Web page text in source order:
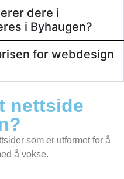
dere i
i Byhaugen?
for webdesign
nettside
som er utformet for å
å vokse.